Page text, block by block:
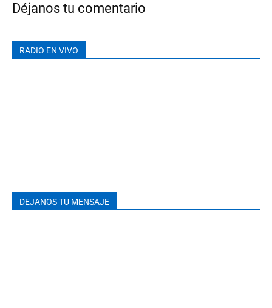
Déjanos tu comentario
RADIO EN VIVO
DEJANOS TU MENSAJE